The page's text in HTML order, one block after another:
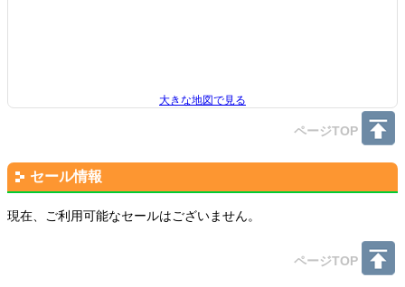
大きな地図で見る
ページTOP
セール情報
現在、ご利用可能なセールはございません。
ページTOP